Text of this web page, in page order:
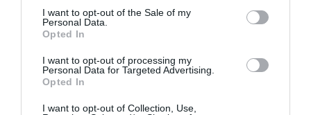
consent section.
I want to opt-out of the Sale of my
Personal Data.
Opted In
I want to opt-out of processing my
Personal Data for Targeted Advertising.
Opted In
I want to opt-out of Collection, Use,
Ιανουάριο του 2022
Κοινωνικών Υποθέσεων
31.12.2021 - 14:01